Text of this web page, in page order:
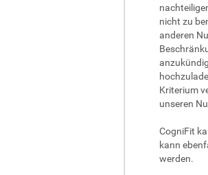
nicht zu
anderen
Kriterium
unseren
CogniFit
kann
werden.